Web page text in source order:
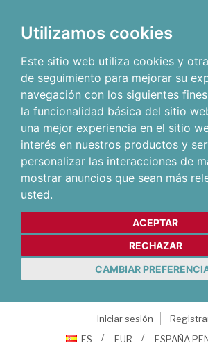
Utilizamos cookies
Este sitio web utiliza cookies y
de seguimiento para mejorar su
navegación con los siguientes
la funcionalidad básica del sitio
una mejor experiencia en el sitio
interés en nuestros productos y
personalizar las interacciones de
mostrar anuncios que sean más
usted.
ACEPTAR
RECHAZAR
CAMBIAR
Iniciar sesión
ES
EUR ESPAÑA